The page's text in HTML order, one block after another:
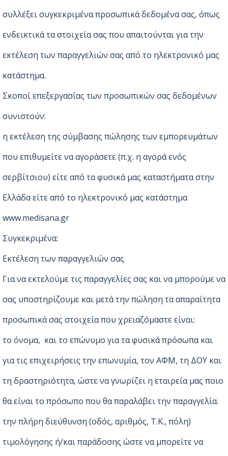
συλλέξει συγκεκριμένα προσωπικά δεδομένα σας, όπως
ενδεικτικά τα στοιχεία σας που απαιτούνται για την
εκτέλεση των παραγγελιών σας από το ηλεκτρονικό μας
κατάστημα.
Σκοποί επεξεργασίας των προσωπικών σας δεδομένων
συνιστούν:
η εκτέλεση της σύμβασης πώλησης των εμπορευμάτων
που επιθυμείτε να αγοράσετε (π.χ. η αγορά ενός
σερβίτσιου) είτε από τα φυσικά μας καταστήματα στην
Ελλάδα είτε από το ηλεκτρονικό μας κατάστημα
www.medisana.gr
Συγκεκριμένα:
Εκτέλεση των παραγγελιών σας
Για να εκτελούμε τις παραγγελίες σας και να μπορούμε να
σας υποστηρίζουμε και μετά την πώληση τα απαραίτητα
προσωπικά σας στοιχεία που χρειαζόμαστε είναι:
το όνομα, και το επώνυμο για τα φυσικά πρόσωπα και
για τις επιχειρήσεις την επωνυμία, τον ΑΦΜ, τη ΔΟΥ και
τη δραστηριότητα, ώστε να γνωρίζει η εταιρεία μας ποιο
θα είναι το πρόσωπο που θα παραλάβει την παραγγελία.
την πλήρη διεύθυνση (οδός, αριθμός, Τ.Κ., πόλη)
τιμολόγησης ή/και παράδοσης ώστε να μπορείτε να